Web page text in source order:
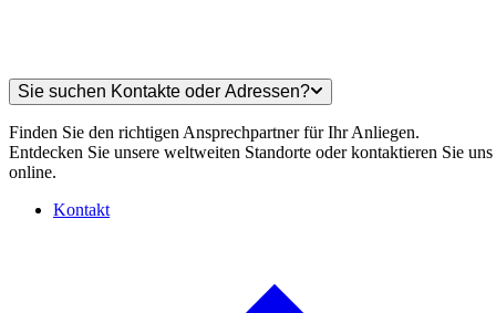
Sie suchen Kontakte oder Adressen?
Finden Sie den richtigen Ansprechpartner für Ihr Anliegen.
Entdecken Sie unsere weltweiten Standorte oder kontaktieren Sie uns
online.
Kontakt